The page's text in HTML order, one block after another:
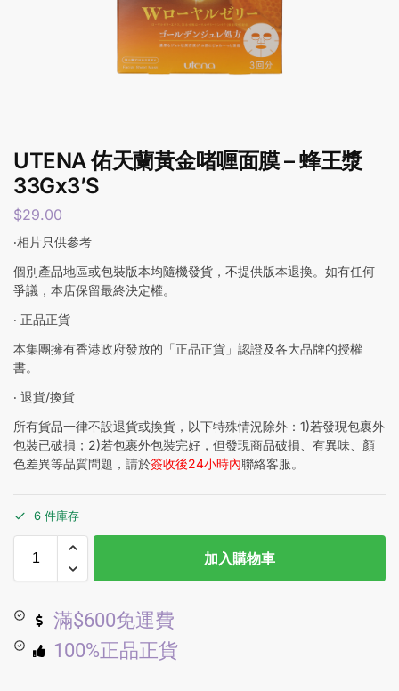
UTENA 佑天蘭黃金啫喱面膜 – 蜂王漿
33Gx3’S
$29.00
‧相片只供參考
個別產品地區或包裝版本均隨機發貨，不提供版本退換。如有任何
爭議，本店保留最終決定權。
‧ 正品正貨
本集團擁有香港政府發放的「正品正貨」認證及各大品牌的授權
書。
‧ 退貨/換貨
所有貨品一律不設退貨或換貨，以下特殊情況除外：1)若發現包裹外
包裝已破損；2)若包裹外包裝完好，但發現商品破損、有異味、顏
色差異等品質問題，請於簽收後24小時內聯絡客服。
6 件庫存
加入購物車
滿$600免運費
100%正品正貨